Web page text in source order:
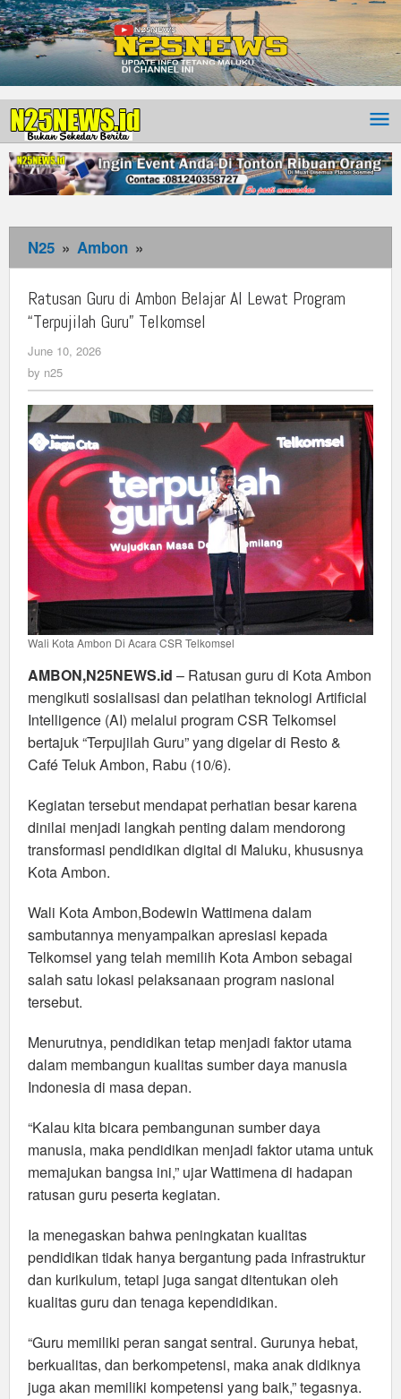
N25 » Ambon »
Guru
di
Ambon
Program
“Terpujilah
Telkomsel
Ratusan Guru di Ambon Belajar AI Lewat Program
“Terpujilah Guru” Telkomsel
June 10, 2026
by n25
Wali Kota Ambon Di Acara CSR Telkomsel
AMBON,N25NEWS.id – Ratusan guru di Kota Ambon
mengikuti sosialisasi dan pelatihan teknologi Artificial
Intelligence (AI) melalui program CSR Telkomsel
bertajuk “Terpujilah Guru” yang digelar di Resto &
Café Teluk Ambon, Rabu (10/6).
Kegiatan tersebut mendapat perhatian besar karena
dinilai menjadi langkah penting dalam mendorong
transformasi pendidikan digital di Maluku, khususnya
Kota Ambon.
Wali Kota Ambon,Bodewin Wattimena dalam
sambutannya menyampaikan apresiasi kepada
Telkomsel yang telah memilih Kota Ambon sebagai
salah satu lokasi pelaksanaan program nasional
tersebut.
Menurutnya, pendidikan tetap menjadi faktor utama
dalam membangun kualitas sumber daya manusia
Indonesia di masa depan.
“Kalau kita bicara pembangunan sumber daya
manusia, maka pendidikan menjadi faktor utama untuk
memajukan bangsa ini,” ujar Wattimena di hadapan
ratusan guru peserta kegiatan.
Ia menegaskan bahwa peningkatan kualitas
pendidikan tidak hanya bergantung pada infrastruktur
dan kurikulum, tetapi juga sangat ditentukan oleh
kualitas guru dan tenaga kependidikan.
“Guru memiliki peran sangat sentral. Gurunya hebat,
berkualitas, dan berkompetensi, maka anak didiknya
juga akan memiliki kompetensi yang baik,” tegasnya.